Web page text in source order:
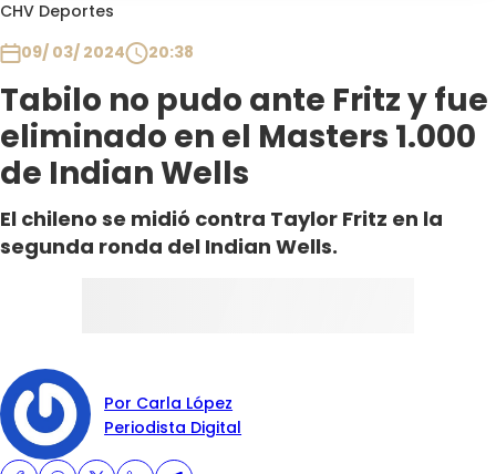
CHV Deportes
09/ 03/ 2024
20:38
Tabilo no pudo ante Fritz y fue
eliminado en el Masters 1.000
de Indian Wells
El chileno se midió contra Taylor Fritz en la
segunda ronda del Indian Wells.
Por Carla López
Periodista Digital
Programas
Club De La Comedia
Contigo en Directo
Plan Perfecto
El Tiempo
Sabingo
Todos Los Programas